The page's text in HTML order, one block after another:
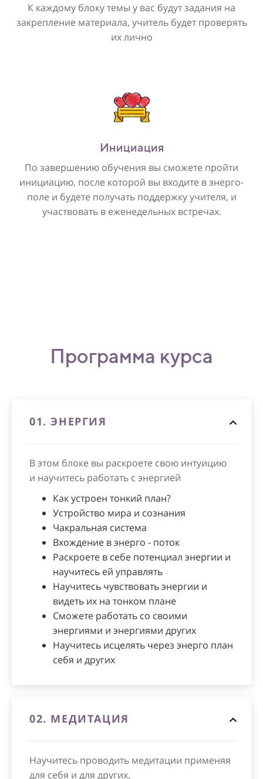
К каждому блоку темы у вас будут задания на
закрепление материала, учитель будет проверять
их лично
Инициация
По завершению обучения вы сможете пройти
инициацию, после которой вы входите в энерго-
поле и будете получать поддержку учителя, и
участвовать в еженедельных встречах.
Программа курса
01. ЭНЕРГИЯ
В этом блоке вы раскроете свою интуицию
и научитесь работать с энергией
Как устроен тонкий план?
Устройство мира и сознания
Чакральная система
Вхождение в энерго - поток
Раскроете в себе потенциал энергии и
научитесь ей управлять
Научитесь чувствовать энергии и
видеть их на тонком плане
Сможете работать со своими
энергиями и энергиями других
Научитесь исцелять через энерго план
себя и других
02. МЕДИТАЦИЯ
Научитесь проводить медитации применяя
для себя и для других.